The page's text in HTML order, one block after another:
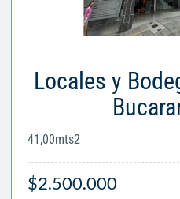
Locales y
41,00mts2
$2.500.000